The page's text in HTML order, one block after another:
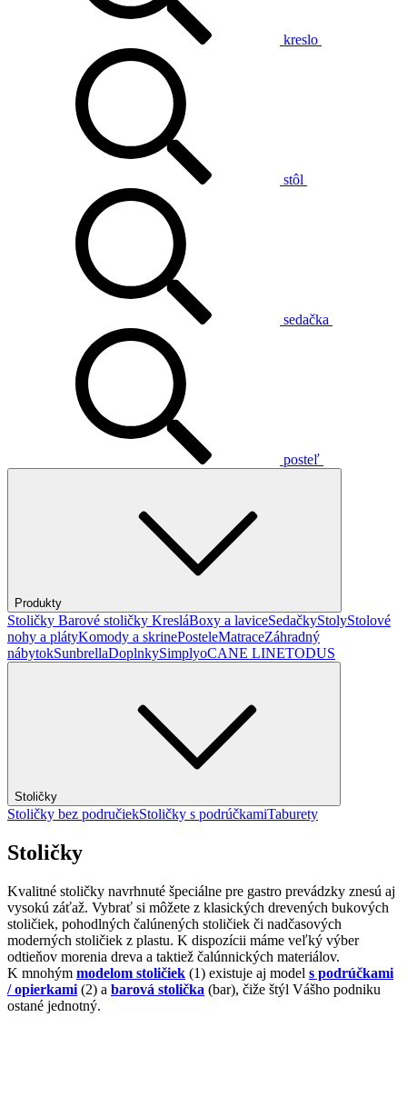
kreslo
stôl
sedačka
posteľ
Produkty
Stoličky Barové stoličky KresláBoxy a laviceSedačkyStolyStolové
nohy a plátyKomody a skrinePosteleMatraceZáhradný
nábytokSunbrellaDoplnkySimplyoCANE LINETODUS
Stoličky
Stoličky bez područiekStoličky s podrúčkamiTaburety
Stoličky
Kvalitné stoličky navrhnuté špeciálne pre gastro prevádzky znesú aj
vysokú záťaž. Vybrať si môžete z klasických drevených bukových
stoličiek, pohodlných čalúnených stoličiek či nadčasových
moderných stoličiek z plastu. K dispozícii máme veľký výber
odtieňov morenia dreva a taktiež čalúnnických materiálov.
K mnohým modelom stoličiek (1) existuje aj model s podrúčkami
/ opierkami (2) a barová stolička (bar), čiže štýl Vášho podniku
ostané jednotný.